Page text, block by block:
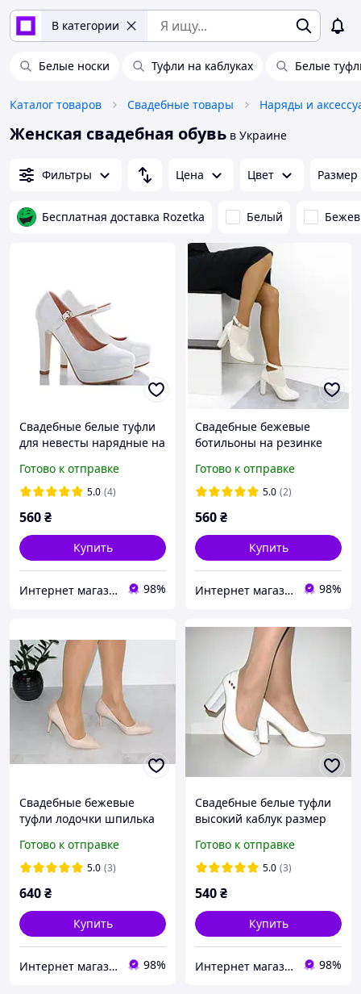
В категории
Белые носки Туфли на каблуках Белые
Каталог товаров Свадебные товары Наряды и
Женская свадебная обувь в Украине
Фильтры Цена Цвет
Бесплатная доставка Rozetka Белый
Свадебные белые туфли
для невесты нарядные на
ремешком 38
Готово к отправке
5.0 (4)
560₴
Купить
Интернет магазин "Ножки в одежке" 98%
Свадебные бежевые
ботильоны на резинке
Готово к отправке
5.0 (2)
560₴
Купить
Интернет магазин "Ножки в одежке" 98%
Свадебные бежевые
туфли лодочки шпилька
Готово к отправке
5.0 (3)
640₴
Купить
Интернет магазин "Ножки в одежке" 98%
Свадебные белые туфли
высокий каблук размер
Готово к отправке
5.0 (3)
540₴
Купить
Интернет магазин "Ножки в одежке" 98%